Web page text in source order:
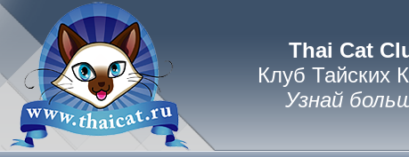
Thai Cat
Клуб Тайских
Узнай